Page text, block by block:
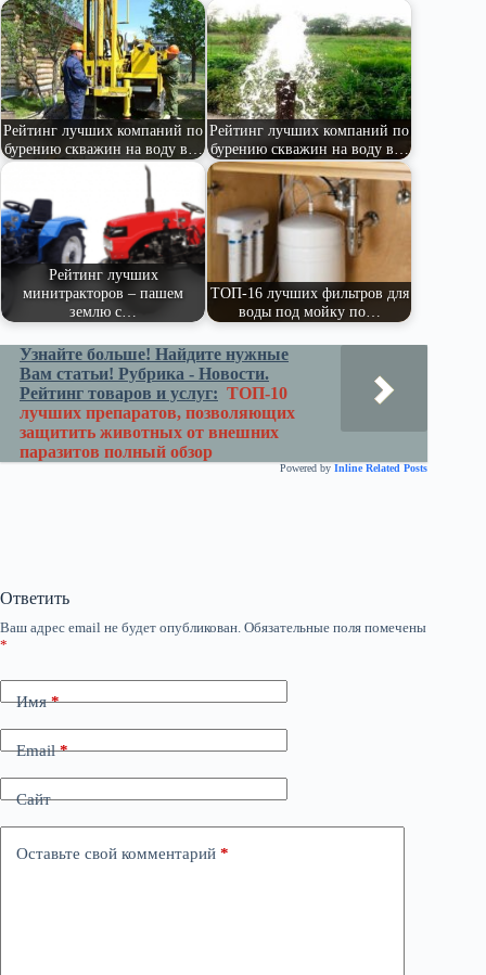
ss
ni
ki
t
pp
m
r
ви
ть
Рейтинг лучших компаний по
бурению скважин на воду в…
Рейтинг лучших компаний по
бурению скважин на воду в…
Рейтинг лучших
минитракторов – пашем
землю с…
ТОП-16 лучших фильтров для
воды под мойку по…
Узнайте больше! Найдите нужные
Вам статьи! Рубрика - Новости.
Рейтинг товаров и услуг: ТОП-10
лучших препаратов, позволяющих
защитить животных от внешних
паразитов полный обзор
Powered by Inline Related Posts
Ответить
Ваш адрес email не будет опубликован. Обязательные поля помечены
*
Имя*
Email*
Сайт
Оставьте свой комментарий *